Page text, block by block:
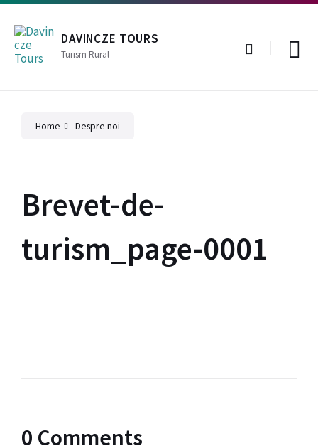
Skip
content
Skip
main
navigation
Skip
footer
DAVINCZE TOURS
Turism Rural
Home Despre noi
Brevet-de-
turism_page-0001
0 Comments